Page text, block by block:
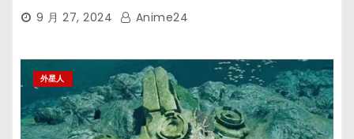
9 月 27, 2024 Anime24
外星人